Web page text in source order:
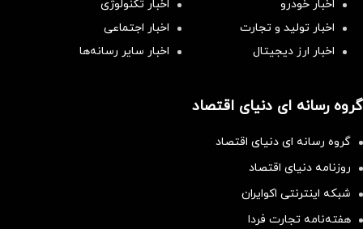
اخبار خودرو
اخبار تکنولوژی
اخبار تولید و تجارت
اخبار اجتماعی
اخبار ارز دیجیتال
اخبار سایر رسانه‌‌ها
گروه رسانه ای دنیای اقتصاد
گروه رسانه ای دنیای اقتصاد
روزنامه دنیای اقتصاد
شبکه اینترنتی اکوایران
هفته‌نامه تجارت فردا